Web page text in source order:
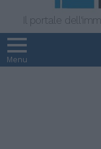
Il portale
Menu